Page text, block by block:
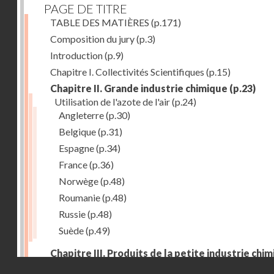
PAGE DE TITRE
TABLE DES MATIÈRES (p.171)
Composition du jury(p.3)
Introduction(p.9)
Chapitre I. Collectivités Scientifiques (p.15)
Chapitre II. Grande industrie chimique (p.23)
Utilisation de l'azote de l'air(p.24)
Angleterre(p.30)
Belgique(p.31)
Espagne(p.34)
France(p.36)
Norwège(p.48)
Roumanie(p.48)
Russie(p.48)
Suède(p.49)
Chapitre III. Produits de la petite industrie